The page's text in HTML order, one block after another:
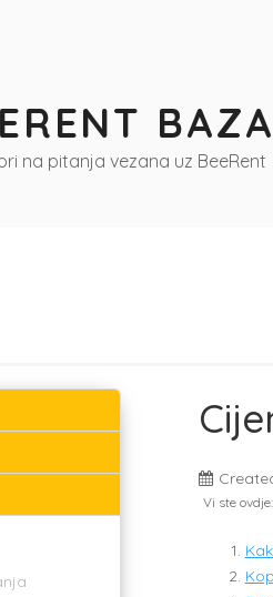
na pitanja vezana uz BeeRent
Vi ste ovdje: